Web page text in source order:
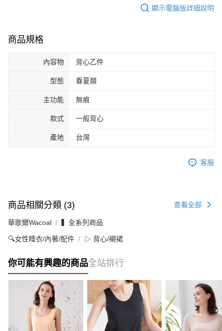
顯示電腦版詳細說明
商品規格
內容物 背心乙件
型態 春夏類
主功能 無痕
款式 一般背心
產地 台灣
客服
商品相關分類 (3) 查看全部
華歌爾Wacoal ▍全系列商品
🔍女性睡衣/內著/配件 ▷ 背心/襯裙
你可能有興趣的商品全站排行